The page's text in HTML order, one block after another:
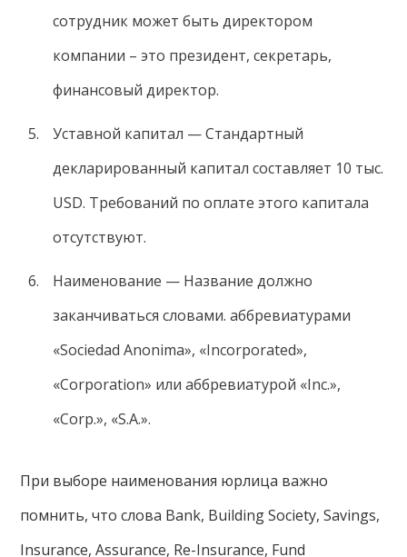
сотрудник может быть директором
компании – это президент, секретарь,
финансовый директор.
Уставной капитал — Стандартный
декларированный капитал составляет 10 тыс.
USD. Требований по оплате этого капитала
отсутствуют.
Наименование — Название должно
заканчиваться словами. аббревиатурами
«Sociedad Anonima», «Incorporated»,
«Corporation» или аббревиатурой «Inc.»,
«Corp.», «S.A.».
При выборе наименования юрлица важно
помнить, что слова Bank, Building Society, Savings,
Insurance, Assurance, Re-Insurance, Fund